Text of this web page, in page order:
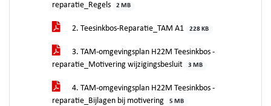
reparatie_Regels
2 MB
2. Teesinkbos-Reparatie_TAM A1 228 KB
3. TAM-omgevingsplan H22M Teesinkbos -
reparatie_Motivering wijzigingsbesluit
3 MB
4. TAM-omgevingsplan H22M Teesinkbos -
reparatie_Bijlagen bij motivering
5 MB